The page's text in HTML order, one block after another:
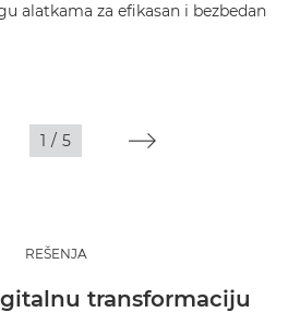
alatkama za efikasan i bezbedan
1 / 5
REŠENJA
transformaciju